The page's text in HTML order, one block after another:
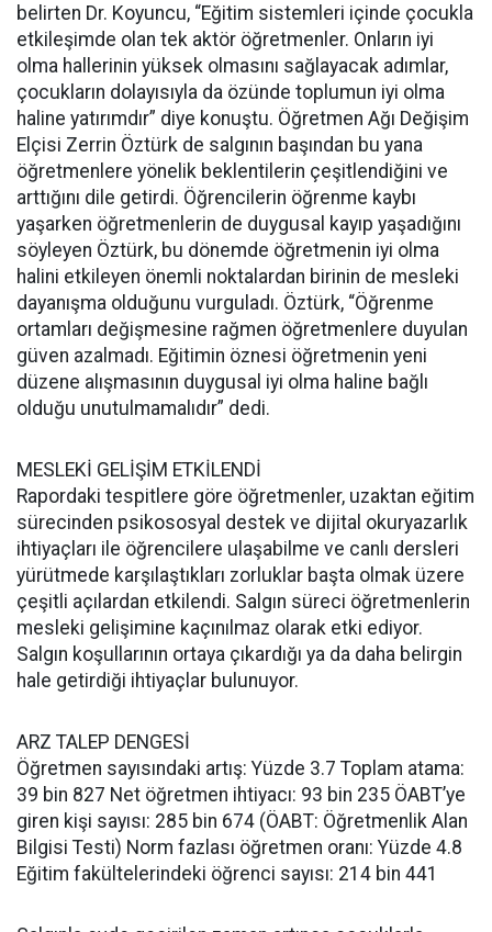
belirten Dr. Koyuncu, “Eğitim sistemleri içinde çocukla
etkileşimde olan tek aktör öğretmenler. Onların iyi
olma hallerinin yüksek olmasını sağlayacak adımlar,
çocukların dolayısıyla da özünde toplumun iyi olma
haline yatırımdır” diye konuştu. Öğretmen Ağı Değişim
Elçisi Zerrin Öztürk de salgının başından bu yana
öğretmenlere yönelik beklentilerin çeşitlendiğini ve
arttığını dile getirdi. Öğrencilerin öğrenme kaybı
yaşarken öğretmenlerin de duygusal kayıp yaşadığını
söyleyen Öztürk, bu dönemde öğretmenin iyi olma
halini etkileyen önemli noktalardan birinin de mesleki
dayanışma olduğunu vurguladı. Öztürk, “Öğrenme
ortamları değişmesine rağmen öğretmenlere duyulan
güven azalmadı. Eğitimin öznesi öğretmenin yeni
düzene alışmasının duygusal iyi olma haline bağlı
olduğu unutulmamalıdır” dedi.
MESLEKİ GELİŞİM ETKİLENDİ
Rapordaki tespitlere göre öğretmenler, uzaktan eğitim
sürecinden psikososyal destek ve dijital okuryazarlık
ihtiyaçları ile öğrencilere ulaşabilme ve canlı dersleri
yürütmede karşılaştıkları zorluklar başta olmak üzere
çeşitli açılardan etkilendi. Salgın süreci öğretmenlerin
mesleki gelişimine kaçınılmaz olarak etki ediyor.
Salgın koşullarının ortaya çıkardığı ya da daha belirgin
hale getirdiği ihtiyaçlar bulunuyor.
ARZ TALEP DENGESİ
Öğretmen sayısındaki artış: Yüzde 3.7 Toplam atama:
39 bin 827 Net öğretmen ihtiyacı: 93 bin 235 ÖABT’ye
giren kişi sayısı: 285 bin 674 (ÖABT: Öğretmenlik Alan
Bilgisi Testi) Norm fazlası öğretmen oranı: Yüzde 4.8
Eğitim fakültelerindeki öğrenci sayısı: 214 bin 441